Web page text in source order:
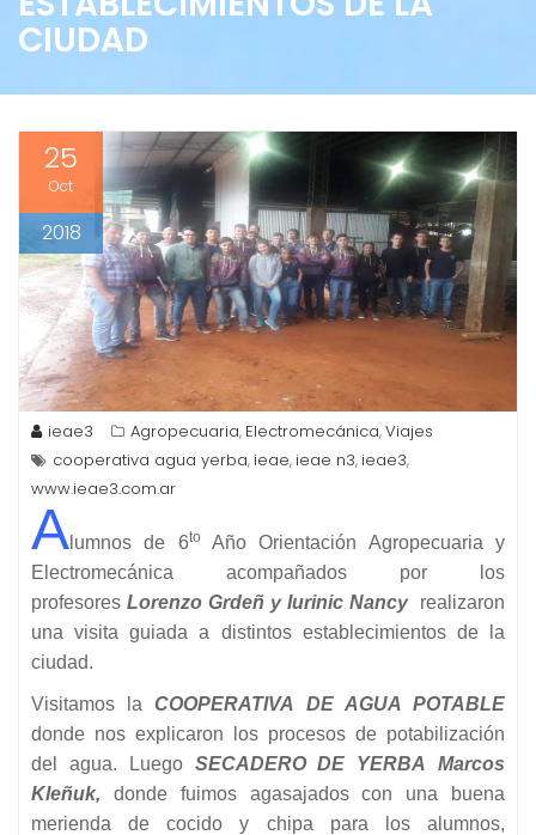
CIUDAD
25
Oct
2018
ieae3 Agropecuaria, Electromecánica,Viajes
cooperativa agua yerba, ieae, ieae n3, ieae3,
www.ieae3.com.ar
A lumnos de 6to
Año Orientación Agropecuaria y
Electromecánica acompañados por los
profesores Lorenzo Grdeñ y Iurinic Nancy
realizaron
una visita guiada a distintos establecimientos de la
ciudad.
Visitamos la COOPERATIVA DE AGUA POTABLE
donde nos explicaron los procesos de potabilización
del agua. Luego SECADERO DE YERBA Marcos
Kleñuk, donde fuimos agasajados con una buena
merienda de cocido y chipa para los alumnos,